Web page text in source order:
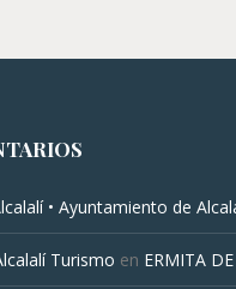
• Ayuntamiento de
Turismo en ERMITA